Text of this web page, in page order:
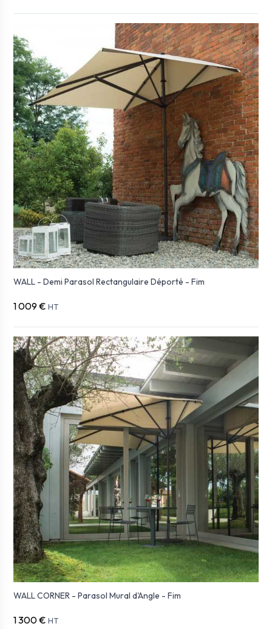
WALL - Demi Parasol Rectangulaire Déporté - Fim
1 009 € HT
WALL CORNER - Parasol Mural d'Angle - Fim
1 300 € HT